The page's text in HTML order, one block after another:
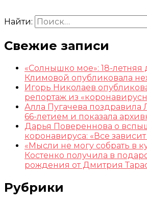
Найти:
Свежие записи
«Солнышко мое»: 18-летняя
Климовой опубликовала
Игорь Николаев
репортаж из
Алла Пугачева поздравила
66-летием и показала
Дарья Повереннова о
коронавируса: «Все
«Мысли не могу собрать в
Костенко получила в
рождения от Дмитрия
Рубрики